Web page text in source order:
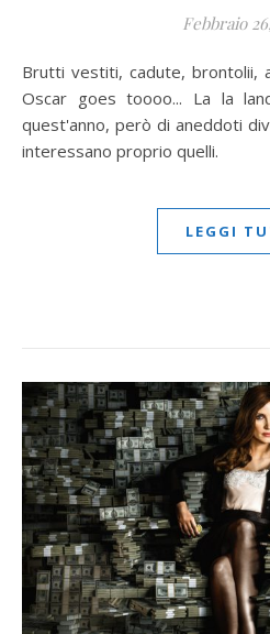
Febbraio
Brutti vestiti, cadute, brontolii, amori che sbocciano e the
Oscar goes toooo... La la
quest'anno, però di aneddoti
interessano proprio quelli.
LEGGI